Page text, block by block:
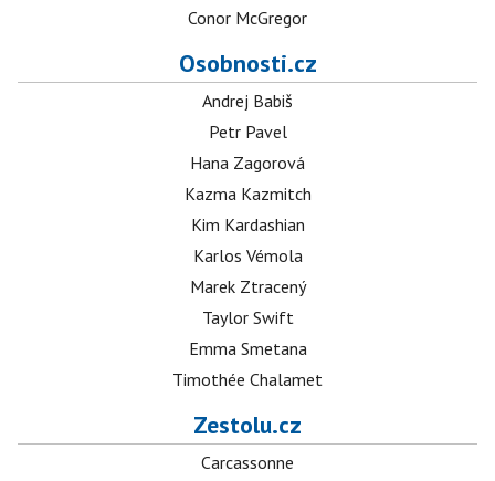
Conor McGregor
Osobnosti.cz
Andrej Babiš
Petr Pavel
Hana Zagorová
Kazma Kazmitch
Kim Kardashian
Karlos Vémola
Marek Ztracený
Taylor Swift
Emma Smetana
Timothée Chalamet
Zestolu.cz
Carcassonne